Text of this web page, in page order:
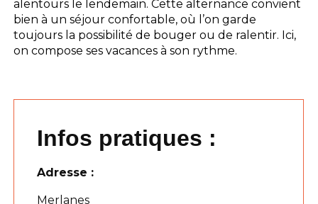
alentours le lendemain. Cette alternance convient
bien à un séjour confortable, où l’on garde
toujours la possibilité de bouger ou de ralentir. Ici,
on compose ses vacances à son rythme.
Infos pratiques :
Adresse :
Merlanes